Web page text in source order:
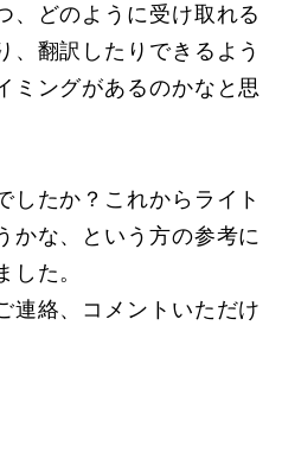
、どのように受け取れる
、翻訳したりできるよう
ミングがあるのかなと思
したか？これからライト
かな、という方の参考に
した。
連絡、コメントいただけ